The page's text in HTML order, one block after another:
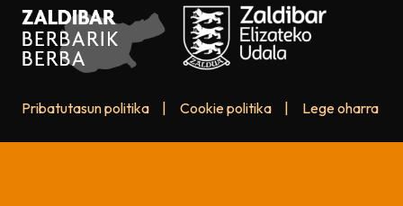
Pribatutasun politika Cookie politika Lege oharra